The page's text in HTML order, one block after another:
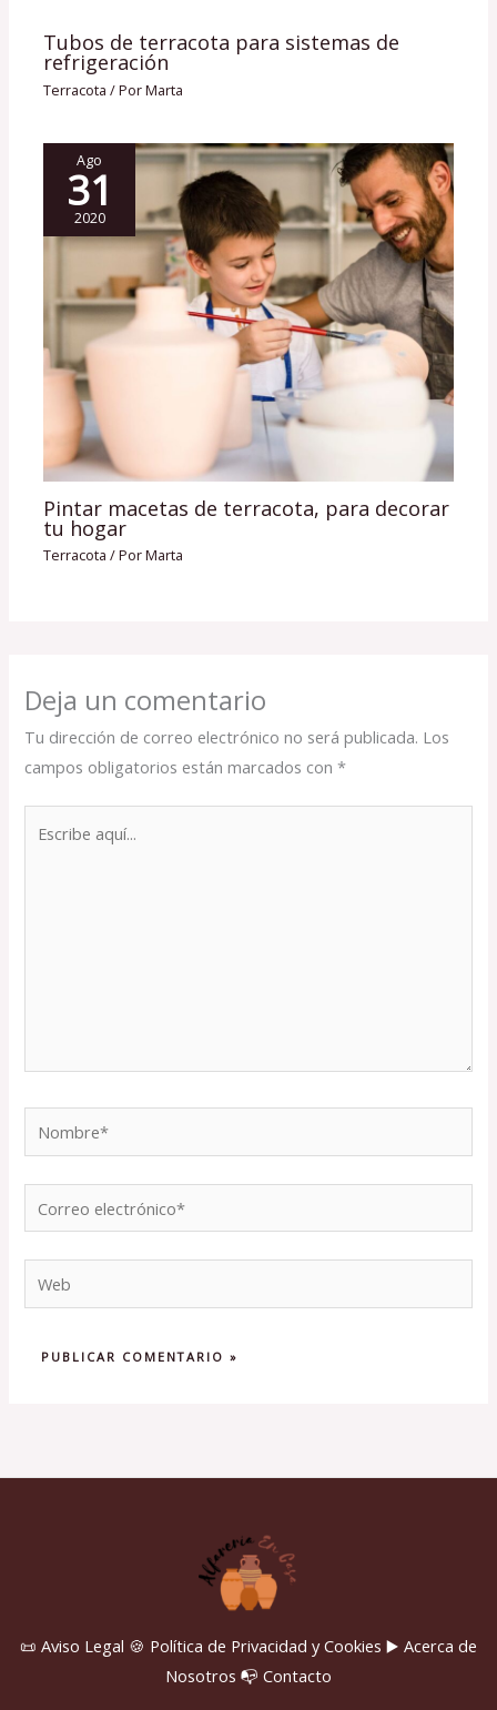
Tubos de terracota para sistemas de
refrigeración
Terracota / PorMarta
Ago
31
2020
Pintar macetas de terracota, para decorar
tu hogar
Terracota / PorMarta
Deja un comentario
Tu dirección de correo electrónico no será publicada. Los
campos obligatorios están marcados con*
Nombre*
electrónico*
📜 Aviso Legal 🍪 Política de Privacidad y Cookies ▶️ Acerca de
Nosotros 📭 Contacto